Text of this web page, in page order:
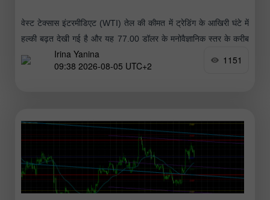
वेस्ट टेक्सास इंटरमीडिएट (WTI) तेल की कीमत में ट्रेडिंग के आखिरी घंटे में
हल्की बढ़त देखी गई है और यह 77.00 डॉलर के मनोवैज्ञानिक स्तर के करीब
पहुंच गई है।Irina Yanina
09:38 2026-08-05 UTC+2
1151